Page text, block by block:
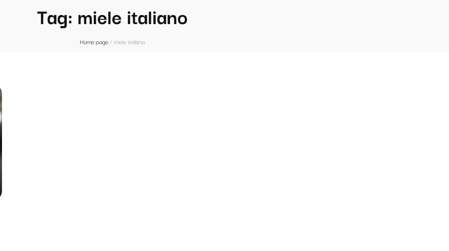
Tag: miele italiano
Home page/miele italiano